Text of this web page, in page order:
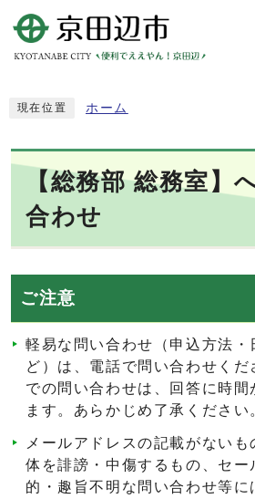
現在位置 ホーム
【総務部 総務室】
合わせ
ご注意
軽易な問い合わせ（申込方法・
ど）は、電話で問い合わせく
での問い合わせは、回答に時間
ます。あらかじめ了承ください
メールアドレスの記載がないも
体を誹謗・中傷するもの、セー
的・趣旨不明な問い合わせ等に